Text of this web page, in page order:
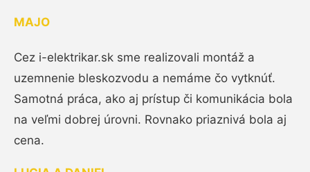
MAJO
Cez i-elektrikar.sk sme realizovali montáž a
uzemnenie bleskozvodu a nemáme čo vytknúť.
Samotná práca, ako aj prístup či komunikácia bola
na veľmi dobrej úrovni. Rovnako priaznivá bola aj
cena.